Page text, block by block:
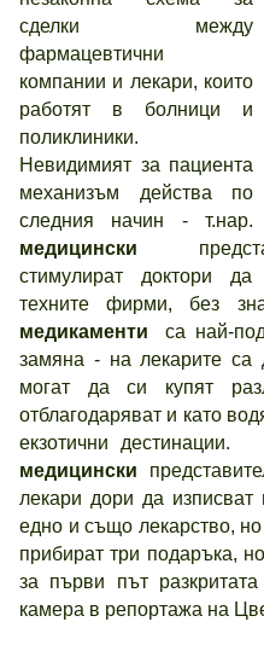
сделки между
фармацевтични
компании и лекари, които
работят в болници и
поликлиники.
Невидимият за пациента
механизъм действа по
следния начин - т.нар.
медицински
стимулират доктори да
техните фирми, без
медикаменти
са най-
замяна - на лекарите са
могат да си купят
отблагодаряват и като
екзотични
медицински
лекари дори да изписват
едно и също лекарство,
прибират три подаръка,
за първи път
камера в репортажа на